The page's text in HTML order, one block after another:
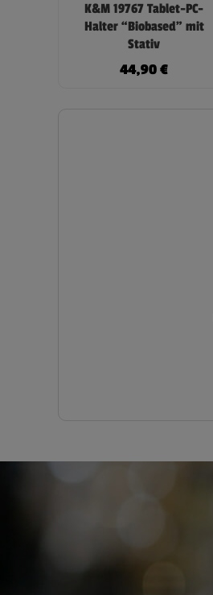
K&M 19767 Tablet-PC-
Halter “Biobased” mit
Stativ
44,90€